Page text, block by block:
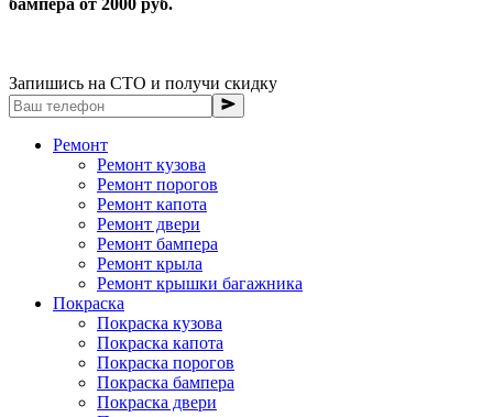
бампера от 2000 руб.
Запишись на СТО и получи скидку
Ремонт
Ремонт кузова
Ремонт порогов
Ремонт капота
Ремонт двери
Ремонт бампера
Ремонт крыла
Ремонт крышки багажника
Покраска
Покраска кузова
Покраска капота
Покраска порогов
Покраска бампера
Покраска двери